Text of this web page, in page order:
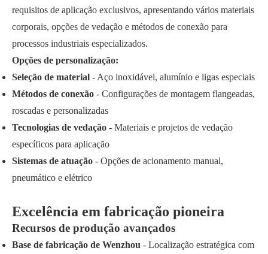
requisitos de aplicação exclusivos, apresentando vários materiais
corporais, opções de vedação e métodos de conexão para
processos industriais especializados.
Opções de personalização:
Seleção de material - Aço inoxidável, alumínio e ligas especiais
Métodos de conexão - Configurações de montagem flangeadas,
roscadas e personalizadas
Tecnologias de vedação - Materiais e projetos de vedação
específicos para aplicação
Sistemas de atuação - Opções de acionamento manual,
pneumático e elétrico
Excelência em fabricação pioneira
Recursos de produção avançados
Base de fabricação de Wenzhou - Localização estratégica com